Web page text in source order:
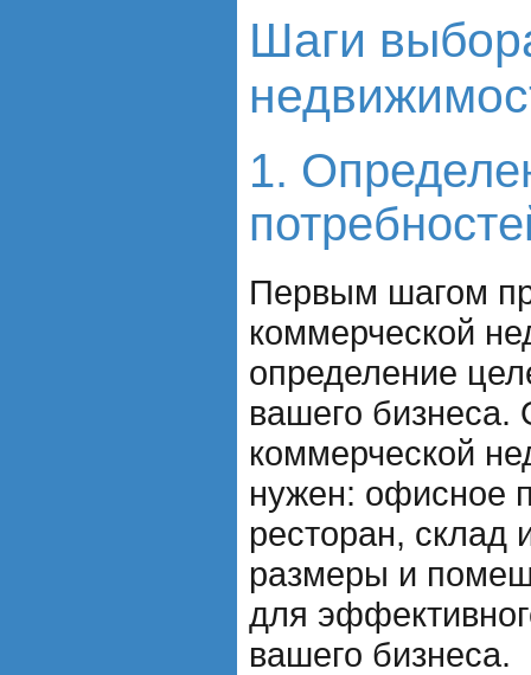
Шаги
1.
Первым шагом
коммерческой
определение
вашего бизнеса.
коммерческой
нужен: офисное
ресторан, склад
размеры и
для
вашего бизнеса.